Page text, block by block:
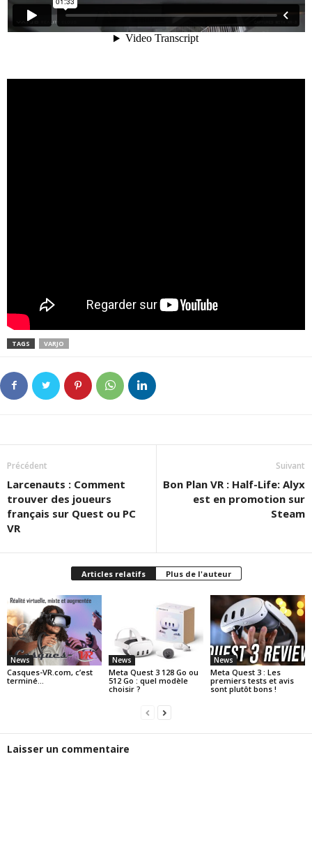
TAGS VARJO
Précédent
Larcenauts : Comment
trouver des joueurs
français sur Quest ou PC
VR
Suivant
Bon Plan VR : Half-Life: Alyx
est en promotion sur
Steam
Articles relatifs Plus de l'auteur
News
Casques-VR.com, c’est
terminé…
News
Meta Quest 3 128 Go ou
512 Go : quel modèle
choisir ?
News
Meta Quest 3 : Les
premiers tests et avis
sont plutôt bons !
Laisser un commentaire